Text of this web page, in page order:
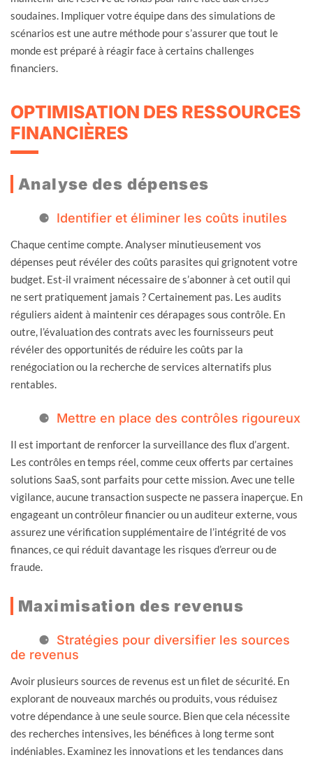
soudaines. Impliquer votre équipe dans des simulations de
scénarios est une autre méthode pour s’assurer que tout le
monde est préparé à réagir face à certains challenges
financiers.
OPTIMISATION DES RESSOURCES
FINANCIÈRES
Analyse des dépenses
Identifier et éliminer les coûts inutiles
Chaque centime compte. Analyser minutieusement vos
dépenses peut révéler des coûts parasites qui grignotent votre
budget. Est-il vraiment nécessaire de s’abonner à cet outil qui
ne sert pratiquement jamais ? Certainement pas. Les audits
réguliers aident à maintenir ces dérapages sous contrôle. En
outre, l’évaluation des contrats avec les fournisseurs peut
révéler des opportunités de réduire les coûts par la
renégociation ou la recherche de services alternatifs plus
rentables.
Mettre en place des contrôles rigoureux
Il est important de renforcer la surveillance des flux d’argent.
Les contrôles en temps réel, comme ceux offerts par certaines
solutions SaaS, sont parfaits pour cette mission. Avec une telle
vigilance, aucune transaction suspecte ne passera inaperçue. En
engageant un contrôleur financier ou un auditeur externe, vous
assurez une vérification supplémentaire de l’intégrité de vos
finances, ce qui réduit davantage les risques d’erreur ou de
fraude.
Maximisation des revenus
Stratégies pour diversifier les sources
de revenus
Avoir plusieurs sources de revenus est un filet de sécurité. En
explorant de nouveaux marchés ou produits, vous réduisez
votre dépendance à une seule source. Bien que cela nécessite
des recherches intensives, les bénéfices à long terme sont
indéniables. Examinez les innovations et les tendances dans